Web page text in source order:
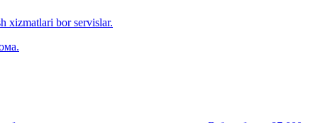
xizmatlari bor servislar.